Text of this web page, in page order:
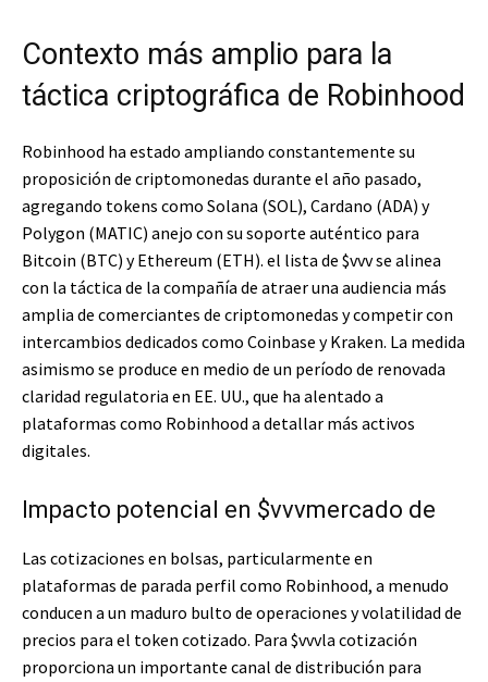
Contexto más amplio para la
táctica criptográfica de Robinhood
Robinhood ha estado ampliando constantemente su
proposición de criptomonedas durante el año pasado,
agregando tokens como Solana (SOL), Cardano (ADA) y
Polygon (MATIC) anejo con su soporte auténtico para
Bitcoin (BTC) y Ethereum (ETH). el lista de $vvvse alinea
con la táctica de la compañía de atraer una audiencia más
amplia de comerciantes de criptomonedas y competir con
intercambios dedicados como Coinbase y Kraken. La medida
asimismo se produce en medio de un período de renovada
claridad regulatoria en EE. UU., que ha alentado a
plataformas como Robinhood a detallar más activos
digitales.
Impacto potencial en $vvvmercado de
Las cotizaciones en bolsas, particularmente en
plataformas de parada perfil como Robinhood, a menudo
conducen a un maduro bulto de operaciones y volatilidad de
precios para el token cotizado. Para $vvvla cotización
proporciona un importante canal de distribución para